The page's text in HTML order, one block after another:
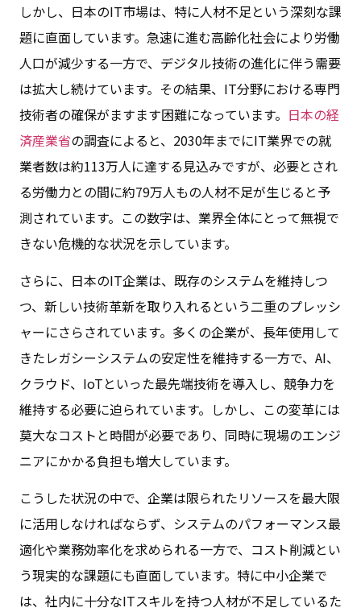
しかし、日本のIT市場は、特に人材不足という深刻な課
題に直面しています。急速に進む高齢化社会により労働
人口が減少する一方で、デジタル技術の進化に伴う需要
は拡大し続けています。その結果、IT分野における専門
技術者の確保がますます困難になっています。 日本の経
済産業省の調査によると、2030年までにIT業界での就
業者数は約113万人に達する見込みですが、必要とされ
る労働力との間に約79万人もの人材不足が生じると予
測されています。この数字は、業界全体にとって無視で
きない危機的な状況を示しています。
さらに、日本のIT企業は、既存のシステムを維持しつ
つ、新しい技術革新を取り入れるという二重のプレッシ
ャーにさらされています。多くの企業が、長年使用して
きたレガシーシステムの安定性を維持する一方で、AI、
クラウド、IoTといった最先端技術を導入し、競争力を
維持する必要に迫られています。しかし、この変革には
莫大なコストと時間が必要であり、同時に現場のエンジ
ニアにかかる負担も増大しています。
こうした状況の中で、企業は限られたリソースを最大限
に活用しなければならず、システムのパフォーマンス最
適化や業務効率化を求められる一方で、コスト削減とい
う現実的な課題にも直面しています。特に中小企業で
は、社内に十分なITスキルを持つ人材が不足しているた